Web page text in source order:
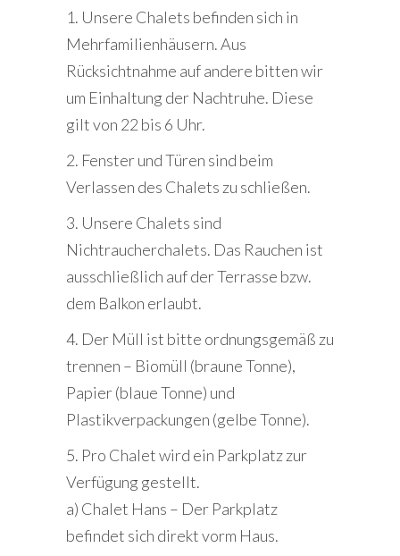
1. Unsere Chalets befinden sich in
Mehrfamilienhäusern. Aus
Rücksichtnahme auf andere bitten wir
um Einhaltung der Nachtruhe. Diese
gilt von 22 bis 6 Uhr.
2. Fenster und Türen sind beim
Verlassen des Chalets zu schließen.
3. Unsere Chalets sind
Nichtraucherchalets. Das Rauchen ist
ausschließlich auf der Terrasse bzw.
dem Balkon erlaubt.
4. Der Müll ist bitte ordnungsgemäß zu
trennen – Biomüll (braune Tonne),
Papier (blaue Tonne) und
Plastikverpackungen (gelbe Tonne).
5. Pro Chalet wird ein Parkplatz zur
Verfügung gestellt.
a) Chalet Hans – Der Parkplatz
befindet sich direkt vorm Haus.